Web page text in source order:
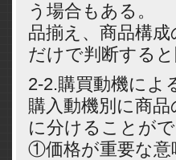
う場合もある。
品揃え、商品構
だけで判断する
2-2.購買動機によ
購入動機別に商
に分けることがで
①価格が重要な意